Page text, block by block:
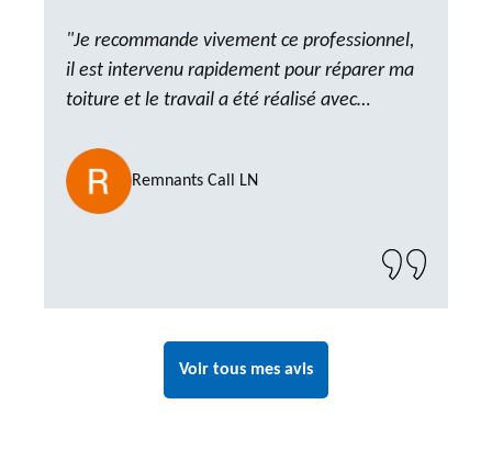
"Je recommande vivement ce professionnel,
il est intervenu rapidement pour réparer ma
toiture et le travail a été réalisé avec
ponctuel et à l’écoute, le résultat est
impeccable et le chantier a été laissé propre.
Un artisan de confiance que je n’hésiterai pas
Remnants Call LN
Voir tous mes avis